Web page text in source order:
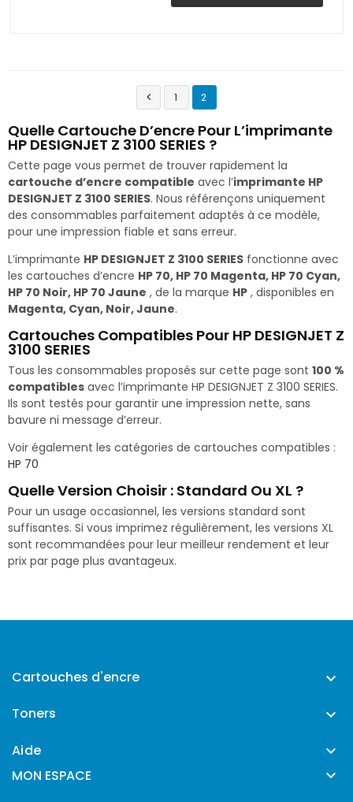
 1 2
Quelle Cartouche D’encre Pour L’imprimante
HP DESIGNJET Z 3100 SERIES ?
Cette page vous permet de trouver rapidement la
cartouche d’encre compatible avec l’imprimante HP
DESIGNJET Z 3100 SERIES. Nous référençons uniquement
des consommables parfaitement adaptés à ce modèle,
pour une impression fiable et sans erreur.
L’imprimante HP DESIGNJET Z 3100 SERIES fonctionne avec
les cartouches d’encre HP 70, HP 70 Magenta, HP 70 Cyan,
HP 70 Noir, HP 70 Jaune , de la marque HP , disponibles en
Magenta, Cyan, Noir, Jaune.
Cartouches Compatibles Pour HP DESIGNJET Z
3100 SERIES
Tous les consommables proposés sur cette page sont 100 %
compatibles avec l’imprimante HP DESIGNJET Z 3100 SERIES.
Ils sont testés pour garantir une impression nette, sans
bavure ni message d’erreur.
Voir également les catégories de cartouches compatibles :
HP 70
Quelle Version Choisir : Standard Ou XL ?
Pour un usage occasionnel, les versions standard sont
suffisantes. Si vous imprimez régulièrement, les versions XL
sont recommandées pour leur meilleur rendement et leur
prix par page plus avantageux.
Cartouches d'encre 
Toners 
Aide 
MON ESPACE 